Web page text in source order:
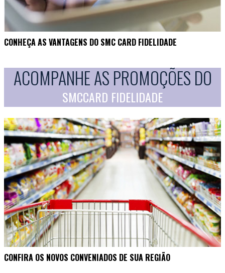
CONHEÇA AS VANTAGENS DO SMC CARD FIDELIDADE
ACOMPANHE AS PROMOÇÕES DO
SMCCARD FIDELIDADE
CONFIRA OS NOVOS CONVENIADOS DE SUA REGIÃO